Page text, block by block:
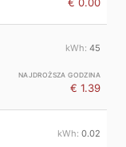
45
€ 1.39
0.02